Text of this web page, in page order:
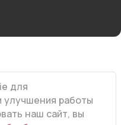
для
улучшения работы
наш сайт, вы